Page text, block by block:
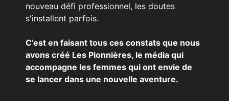
nouveau défi professionnel, les doutes
s'installent parfois.
C’est en faisant tous ces constats que nous
avons créé Les Pionnières, le média qui
accompagne les femmes qui ont envie de
se lancer dans une nouvelle aventure.